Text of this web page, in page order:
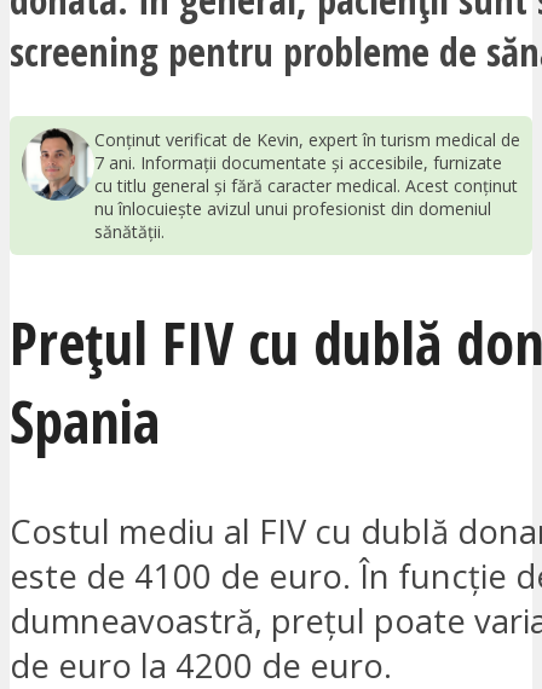
screening pentru probleme de
Conținut verificat de Kevin, expert în turism medical de
7 ani. Informații documentate și accesibile, furnizate
cu titlu general și fără caracter medical. Acest conținut
nu înlocuiește avizul unui profesionist din domeniul
sănătății.
Prețul FIV cu dublă
Spania
Costul mediu al FIV cu dublă
este de 4100 de euro. În funcție
dumneavoastră, prețul poate
de euro la 4200 de euro.